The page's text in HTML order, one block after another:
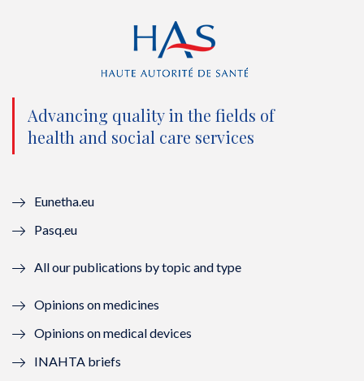
t
t
e
r
u
e
l
c
e
b
o
o
o
e
u
b
e
u
d
Advancing quality in the fields of
health and social care services
Eunetha.eu
Pasq.eu
All our publications by topic and type
Opinions on medicines
Opinions on medical devices
INAHTA briefs